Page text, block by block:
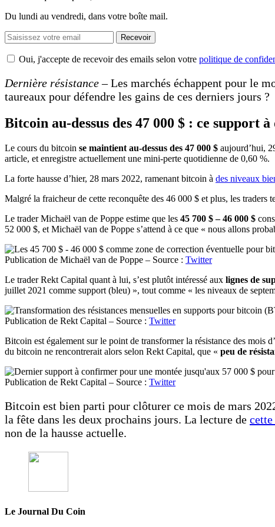
Du lundi au vendredi, dans votre boîte mail.
Recevoir
Oui, j'accepte de recevoir des emails selon votre politique de
Dernière résistance– Les marchés échappent pour le
taureaux pour défendre les gains de ces derniers jours ?
Bitcoin au-dessus des 47 000 $ : ce support
Le cours du bitcoin se maintient au-dessus des 47 000 $ aujourd’hui,
article, et enregistre actuellement une mini-perte quotidienne de 0,60 %.
La forte hausse d’hier, 28 mars 2022, ramenant bitcoin à des niveaux
Malgré la fraicheur de cette reconquête des 46 000 $ et plus, les traders
Le trader Michaël van de Poppe estime que les 45 700 $ – 46 000 $
52 000 $, et Michaël van de Poppe s’attend à ce que « nous allons
Publication de Michaël van de Poppe – Source : Twitter
Le trader Rekt Capital quant à lui, s’est plutôt intéressé aux lignes de
juillet 2021 comme support (bleu) », tout comme « les niveaux de
Publication de Rekt Capital – Source : Twitter
Bitcoin est également sur le point de transformer la résistance des mois
du bitcoin ne rencontrerait alors selon Rekt Capital, que « peu de
Publication de Rekt Capital – Source : Twitter
Bitcoin est bien parti pour clôturer ce mois de mars
la fête dans les deux prochains jours. La lecture de
non de la hausse actuelle.
Le Journal Du Coin